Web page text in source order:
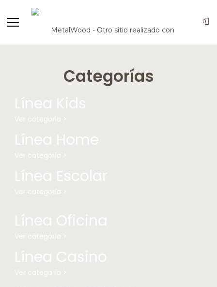
0
Categorías
Línea Kids
Ver categoría >
Línea Home
Ver categoría >
Línea Escolar
Ver categoría >
Línea Oficina
Ver categoría >
Línea Casino
Ver categoría >